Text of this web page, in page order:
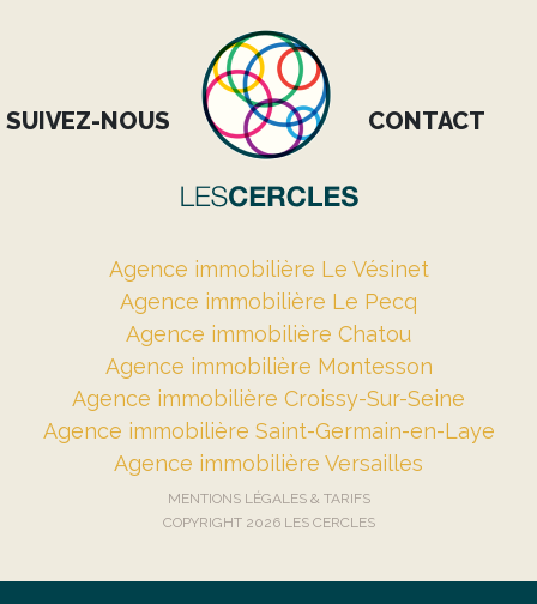
SUIVEZ-NOUS CONTACT
Agence immobilière Le Vésinet
Agence immobilière Le Pecq
Agence immobilière Chatou
Agence immobilière Montesson
Agence immobilière Croissy-Sur-Seine
Agence immobilière Saint-Germain-en-Laye
Agence immobilière Versailles
MENTIONS LÉGALES & TARIFS
COPYRIGHT 2026 LES CERCLES